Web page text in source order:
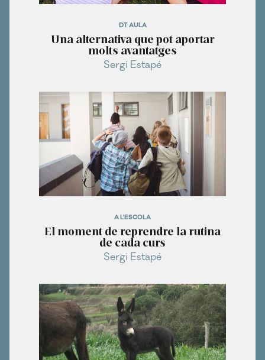
DT AULA
Una alternativa que pot aportar
molts avantatges
Sergi Estapé
A L'ESCOLA
El moment de reprendre la rutina
de cada curs
Sergi Estapé